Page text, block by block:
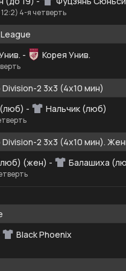
12:2) 4-я четверть
- Корея Унив.
Division-2 3x3 (4x10 мин)
- Нальчик (люб)
Division-2 3x3 (4x10 мин).
(жен) - Балашиха
Black Phoenix